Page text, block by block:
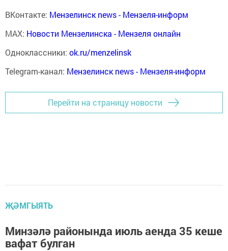
ВКонтакте: Мензелинск news - Мензеля-информ
MAX: Новости Мензелинска - Мензеля онлайн
Одноклассники: ok.ru/menzelinsk
Telegram-канал: Мензелинск news - Мензеля-информ
Перейти на страницу новости
ҖӘМГЫЯТЬ
Минзәлә районында июль аенда 35 кеше
вафат булган